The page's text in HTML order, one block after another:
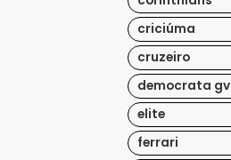
criciúma
cruzeiro
democrata gv
elite
ferrari